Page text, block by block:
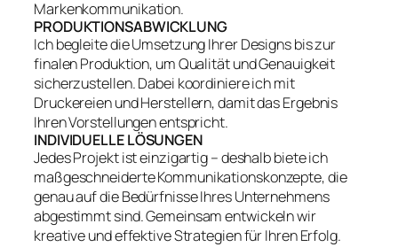
Markenkommunikation.
PRODUKTIONSABWICKLUNG
Ich begleite die Umsetzung Ihrer Designs bis zur
finalen Produktion, um Qualität und Genauigkeit
sicherzustellen. Dabei koordiniere ich mit
Druckereien und Herstellern, damit das Ergebnis
Ihren Vorstellungen entspricht.
INDIVIDUELLE LÖSUNGEN
Jedes Projekt ist einzigartig – deshalb biete ich
maßgeschneiderte Kommunikationskonzepte, die
genau auf die Bedürfnisse Ihres Unternehmens
abgestimmt sind. Gemeinsam entwickeln wir
kreative und effektive Strategien für Ihren Erfolg.